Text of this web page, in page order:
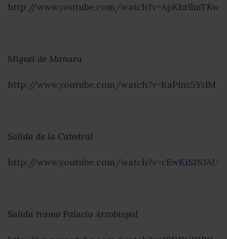
http://www.youtube.com/watch?v=ApKhrllmTKw
Miguel de Mañara
http://www.youtube.com/watch?v=KaPlnz5YzlM
Salida de la Catedral
http://www.youtube.com/watch?v=cEwKiSINJAU
Salida tramo Palacio Arzobispal